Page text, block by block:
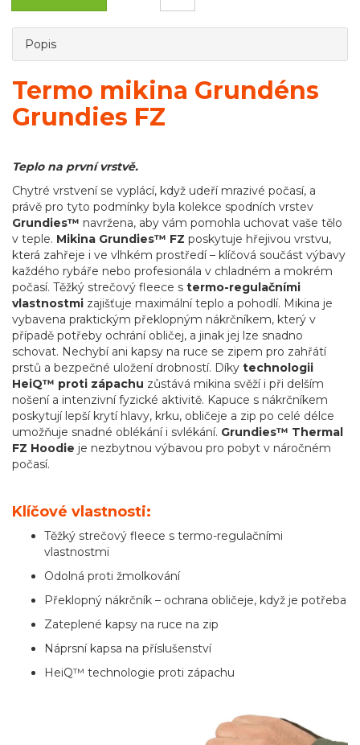
Popis
Termo mikina Grundéns
Grundies FZ
Teplo na první vrstvě.
Chytré vrstvení se vyplácí, když udeří mrazivé počasí, a
právě pro tyto podmínky byla kolekce spodních vrstev
Grundies™ navržena, aby vám pomohla uchovat vaše tělo
v teple. Mikina Grundies™ FZ poskytuje hřejivou vrstvu,
která zahřeje i ve vlhkém prostředí – klíčová součást výbavy
každého rybáře nebo profesionála v chladném a mokrém
počasí. Těžký strečový fleece s termo-regulačními
vlastnostmi zajišťuje maximální teplo a pohodlí. Mikina je
vybavena praktickým překlopným nákrčníkem, který v
případě potřeby ochrání obličej, a jinak jej lze snadno
schovat. Nechybí ani kapsy na ruce se zipem pro zahřátí
prstů a bezpečné uložení drobností. Díky technologii
HeiQ™ proti zápachu zůstává mikina svěží i při delším
nošení a intenzivní fyzické aktivitě. Kapuce s nákrčníkem
poskytují lepší krytí hlavy, krku, obličeje a zip po celé délce
umožňuje snadné oblékání i svlékání. Grundies™ Thermal
FZ Hoodie je nezbytnou výbavou pro pobyt v náročném
počasí.
Klíčové vlastnosti:
Těžký strečový fleece s termo-regulačními
vlastnostmi
Odolná proti žmolkování
Překlopný nákrčník – ochrana obličeje, když je potřeba
Zateplené kapsy na ruce na zip
Náprsní kapsa na příslušenství
HeiQ™ technologie proti zápachu